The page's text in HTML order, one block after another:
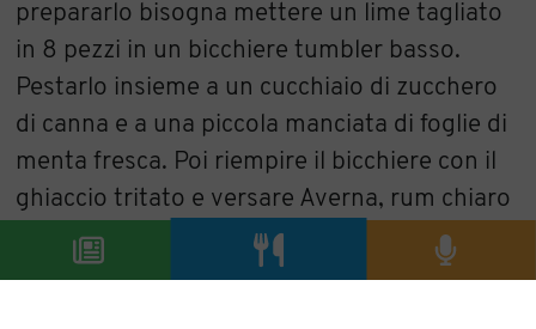
prepararlo bisogna mettere un lime tagliato
in 8 pezzi in un bicchiere tumbler basso.
Pestarlo insieme a un cucchiaio di zucchero
di canna e a una piccola manciata di foglie di
menta fresca. Poi riempire il bicchiere con il
ghiaccio tritato e versare Averna, rum chiaro
e uno spruzzo di soda.
Oltre ad Avernito, c’è Averninha con gli